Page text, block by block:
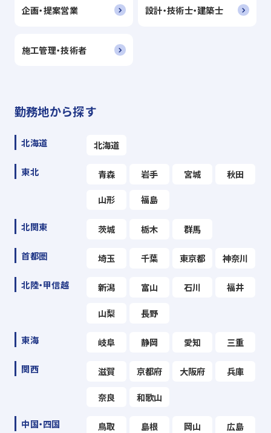
企画・提案営業 設計・技術士・建築士
施工管理・技術者
勤務地から探す
北海道 北海道
東北 青森 岩手 宮城 秋田
山形 福島
北関東 茨城 栃木 群馬
首都圏 埼玉 千葉 東京都 神奈川
北陸・甲信越 新潟 富山 石川 福井
山梨 長野
東海 岐阜 静岡 愛知 三重
関西 滋賀 京都府 大阪府 兵庫
奈良 和歌山
中国・四国 鳥取 島根 岡山 広島